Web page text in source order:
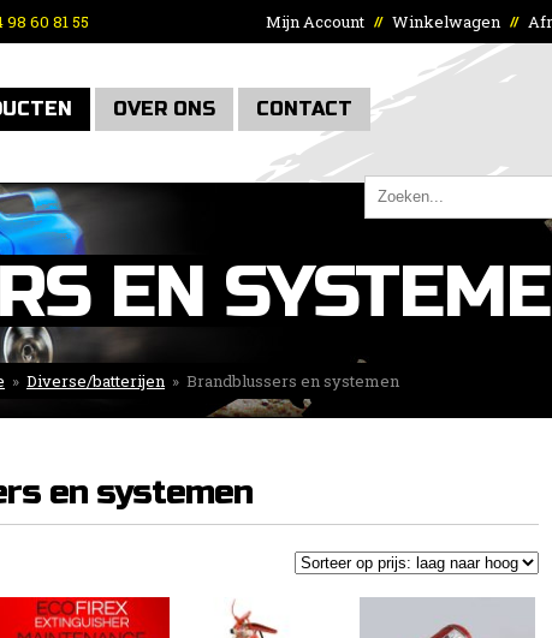
98 60 81 55 Mijn Account // Winkelwagen //
OVER ONS CONTACT
EN
» Diverse/batterijen » Brandblussers en systemen
en systemen
op
prijs: